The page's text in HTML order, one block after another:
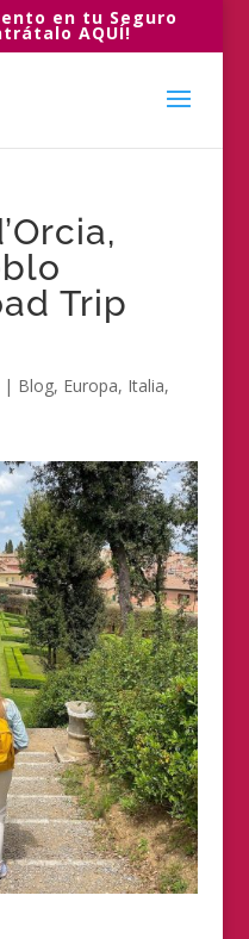
en tu Seguro
AQUÍ!
Trip
Blog, Europa, Italia,